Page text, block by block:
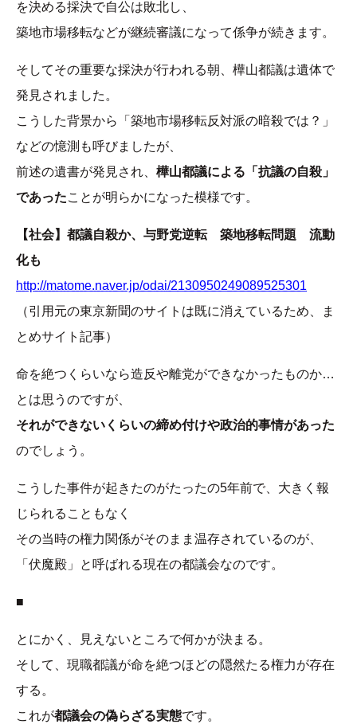
を決める採決で自公は敗北し、
築地市場移転などが継続審議になって係争が続きます。
そしてその重要な採決が行われる朝、樺山都議は遺体で
発見されました。
こうした背景から「築地市場移転反対派の暗殺では？」
などの憶測も呼びましたが、
前述の遺書が発見され、 樺山都議による「抗議の自殺」
であったことが明らかになった模様です。
【社会】都議自殺か、与野党逆転 築地移転問題 流動
化も
http://matome.naver.jp/odai/2130950249089525301
（引用元の東京新聞のサイトは既に消えているため、ま
とめサイト記事）
命を絶つくらいなら造反や離党ができなかったものか…
とは思うのですが、
それができないくらいの締め付けや政治的事情があった
のでしょう。
こうした事件が起きたのがたったの5年前で、大きく報
じられることもなく
その当時の権力関係がそのまま温存されているのが、
「伏魔殿」と呼ばれる現在の都議会なのです。
■
とにかく、見えないところで何かが決まる。
そして、現職都議が命を絶つほどの隠然たる権力が存在
する。
これが都議会の偽らざる実態です。